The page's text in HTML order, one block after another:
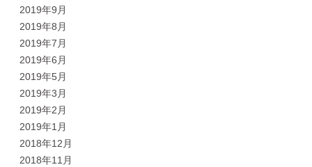
2019年9月
2019年8月
2019年7月
2019年6月
2019年5月
2019年3月
2019年2月
2019年1月
2018年12月
2018年11月